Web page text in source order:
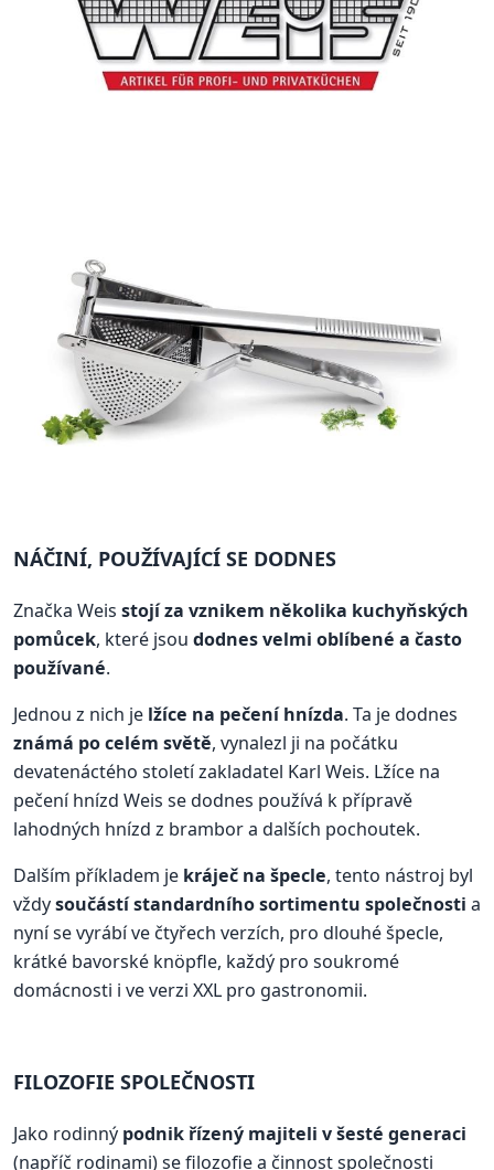
NÁČINÍ, POUŽÍVAJÍCÍ SE DODNES
Značka Weis stojí za vznikem několika kuchyňských
pomůcek, které jsou dodnes velmi oblíbené a často
používané.
Jednou z nich je lžíce na pečení hnízda. Ta je dodnes
známá po celém světě, vynalezl ji na počátku
devatenáctého století zakladatel Karl Weis. Lžíce na
pečení hnízd Weis se dodnes používá k přípravě
lahodných hnízd z brambor a dalších pochoutek.
Dalším příkladem je kráječ na špecle, tento nástroj byl
vždysoučástí standardního sortimentu společnosti a
nyní se vyrábí ve čtyřech verzích, pro dlouhé špecle,
krátké bavorské knöpfle, každý pro soukromé
domácnosti i ve verzi XXL pro gastronomii.
FILOZOFIE SPOLEČNOSTI
Jako rodinný podnik řízený majiteli v šesté generaci
(napříč rodinami) se filozofie a činnost společnosti